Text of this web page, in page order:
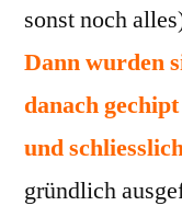
sonst noch
Dann wurden
danach gechipt
und
gründlich